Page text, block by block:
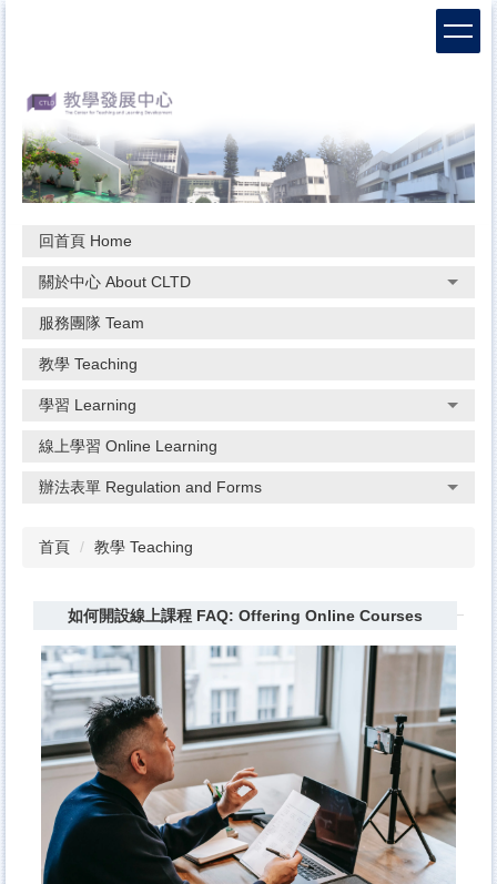
容
區
回首頁 Home
關於中心 About CLTD
服務團隊 Team
教學 Teaching
學習 Learning
線上學習 Online Learning
辦法表單 Regulation and Forms
首頁 教學 Teaching
如何開設線上課程 FAQ: Offering Online Courses